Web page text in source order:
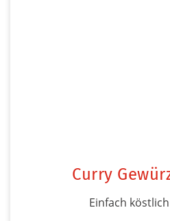
Curry
Einfach